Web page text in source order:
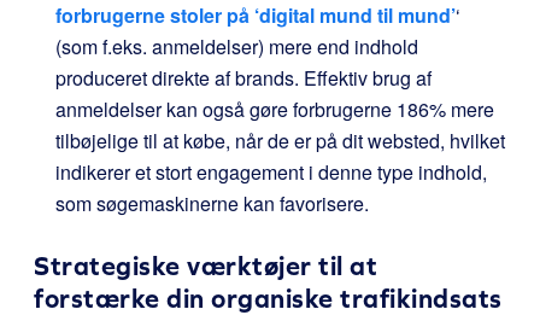
forbrugerne stoler på ‘digital mund til mund’‘
(som f.eks. anmeldelser) mere end indhold
produceret direkte af brands. Effektiv brug af
anmeldelser kan også gøre forbrugerne 186% mere
tilbøjelige til at købe, når de er på dit websted, hvilket
indikerer et stort engagement i denne type indhold,
som søgemaskinerne kan favorisere.
Strategiske værktøjer til at
forstærke din organiske trafikindsats